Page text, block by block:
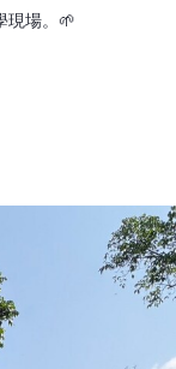
現場。🌱